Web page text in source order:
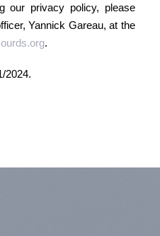
our privacy policy, please
Yannick Gareau, at the
.
2024.